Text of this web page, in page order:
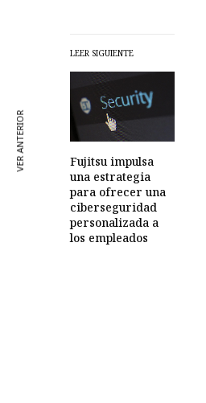
LEER SIGUIENTE
Fujitsu impulsa
una estrategia
para ofrecer una
ciberseguridad
personalizada a
los empleados
VER ANTERIOR